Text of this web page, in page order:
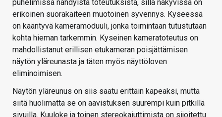
puhelimissa nähdyistä toteutuksista, sillä näkyvissä on
erikoinen suorakaiteen muotoinen syvennys. Kyseessä
on kääntyvä kameramoduuli, jonka toimintaan tutustutaan
kohta hieman tarkemmin. Kyseinen kameratoteutus on
mahdollistanut erillisen etukameran poisjättämisen
näytön yläreunasta ja täten myös näyttöloven
eliminoimisen.
Näytön yläreunus on siis saatu erittäin kapeaksi, mutta
siitä huolimatta se on aavistuksen suurempi kuin pitkillä
sivuilla. Kuuloke ja toinen stereokaiuttimista on sijoitettu